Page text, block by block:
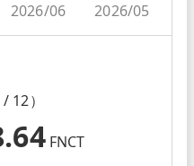
2026/06 2026/05
12）
FNCT